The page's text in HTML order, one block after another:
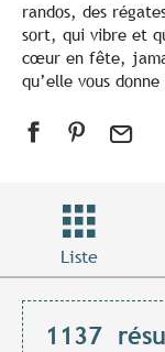
randos, des
sort, qui vibre et
cœur en fête,
qu’elle vous
Liste
1137